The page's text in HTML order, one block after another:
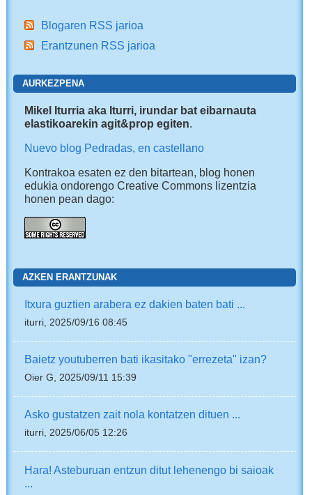
Blogaren RSS jarioa
Erantzunen RSS jarioa
AURKEZPENA
Mikel Iturria aka Iturri, irundar bat eibarnauta
elastikoarekin agit&prop egiten.
Nuevo blog Pedradas, en castellano
Kontrakoa esaten ez den bitartean, blog honen
edukia ondorengo Creative Commons lizentzia
honen pean dago:
AZKEN ERANTZUNAK
Itxura guztien arabera ez dakien baten bati ...
iturri, 2025/09/16 08:45
Baietz youtuberren bati ikasitako "errezeta" izan?
Oier G, 2025/09/11 15:39
Asko gustatzen zait nola kontatzen dituen ...
iturri, 2025/06/05 12:26
Hara! Asteburuan entzun ditut lehenengo bi saioak